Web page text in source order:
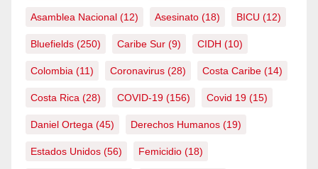
Asamblea Nacional (12) Asesinato (18) BICU (12)
Bluefields (250) Caribe Sur (9) CIDH (10)
Colombia (11) Coronavirus (28) Costa Caribe (14)
Costa Rica (28) COVID-19 (156) Covid 19 (15)
Daniel Ortega (45) Derechos Humanos (19)
Estados Unidos (56) Femicidio (18)